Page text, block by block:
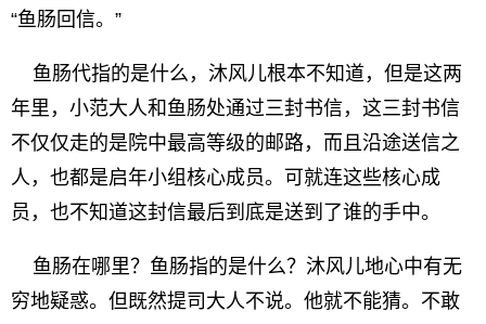
“鱼肠回信。”
鱼肠代指的是什么，沐风儿根本不知道，但是这两
年里，小范大人和鱼肠处通过三封书信，这三封书信
不仅仅走的是院中最高等级的邮路，而且沿途送信之
人，也都是启年小组核心成员。可就连这些核心成
员，也不知道这封信最后到底是送到了谁的手中。
鱼肠在哪里？鱼肠指的是什么？沐风儿地心中有无
穷地疑惑。但既然提司大人不说。他就不能猜。不敢